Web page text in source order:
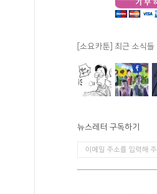
[소요카툰] 최근 소식들
뉴스레터 구독하기